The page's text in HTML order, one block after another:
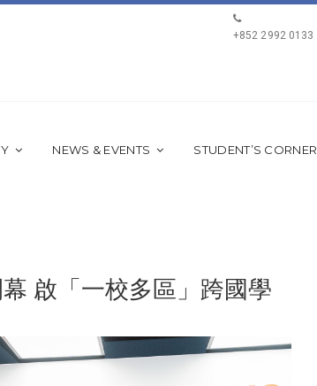
+852 2992 0133
NEWS & EVENTS STUDENT’S CORNER
啟「一校多區」跨國學